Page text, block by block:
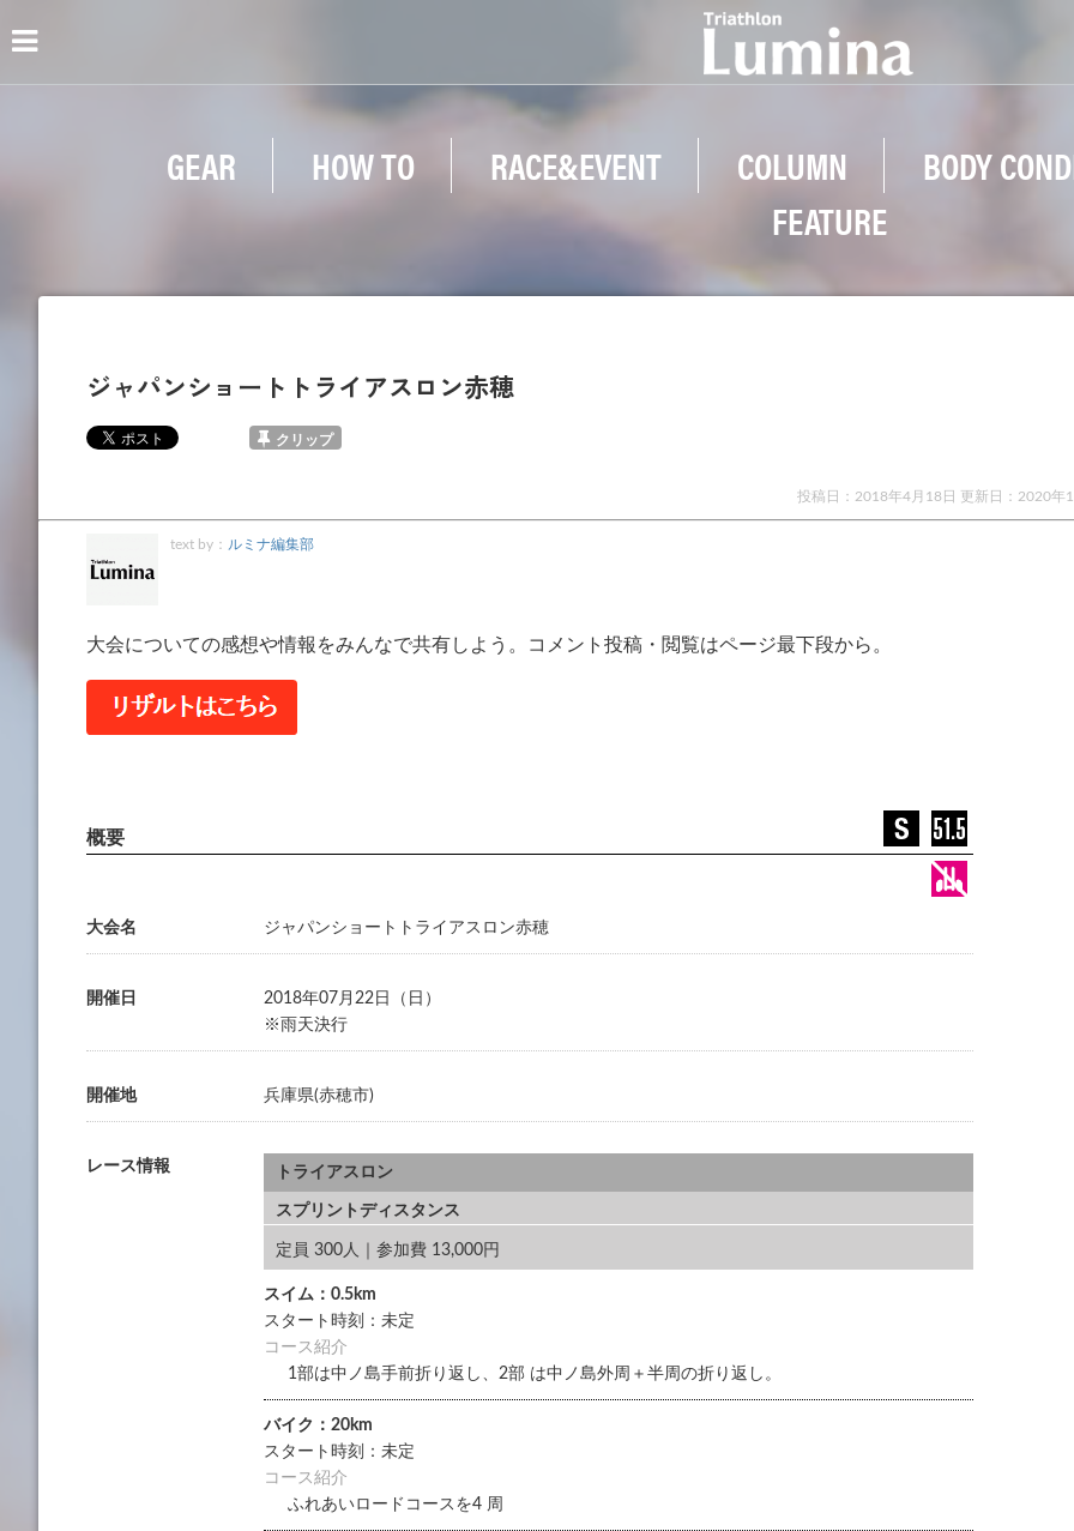
GEAR HOW TO RACE&EVENT COLUMN
BODY
FEATURE
ジャパンショートトライアスロン赤穂
クリップ
投稿日：2018年4月18日 更新日： 2020年
text by： ルミナ編集部
大会についての感想や情報をみんなで共有しよう。コメント投稿・閲覧はページ最下段から。
大会名 ジャパンショートトライアスロン赤穂
開催日
2018年07月22日（日）
※雨天決行
開催地 兵庫県(赤穂市)
レース情報 トライアスロン
スプリントディスタンス
定員 300人｜参加費 13,000円
スイム：0.5km
スタート時刻：未定
コース紹介
1部は中ノ島手前折り返し、2部 は中ノ島外周＋半周の折り返し。
バイク：20km
スタート時刻：未定
コース紹介
ふれあいロードコースを4 周